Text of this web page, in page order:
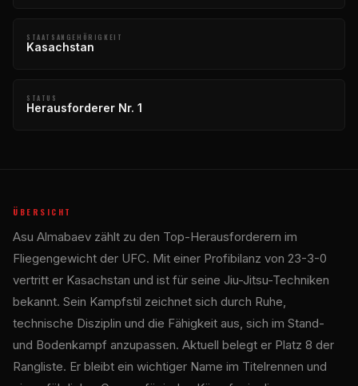
STAATSANGEHÖRIGKEIT
Kasachstan
STATUS
Herausforderer Nr. 1
ÜBERSICHT
Asu Almabaev zählt zu den Top-Herausforderern im
Fliegengewicht der UFC. Mit einer Profibilanz von 23-3-0
vertritt er Kasachstan und ist für seine Jiu-Jitsu-Techniken
bekannt. Sein Kampfstil zeichnet sich durch Ruhe,
technische Disziplin und die Fähigkeit aus, sich im Stand-
und Bodenkampf anzupassen. Aktuell belegt er Platz 8 der
Rangliste. Er bleibt ein wichtiger Name im Titelrennen und